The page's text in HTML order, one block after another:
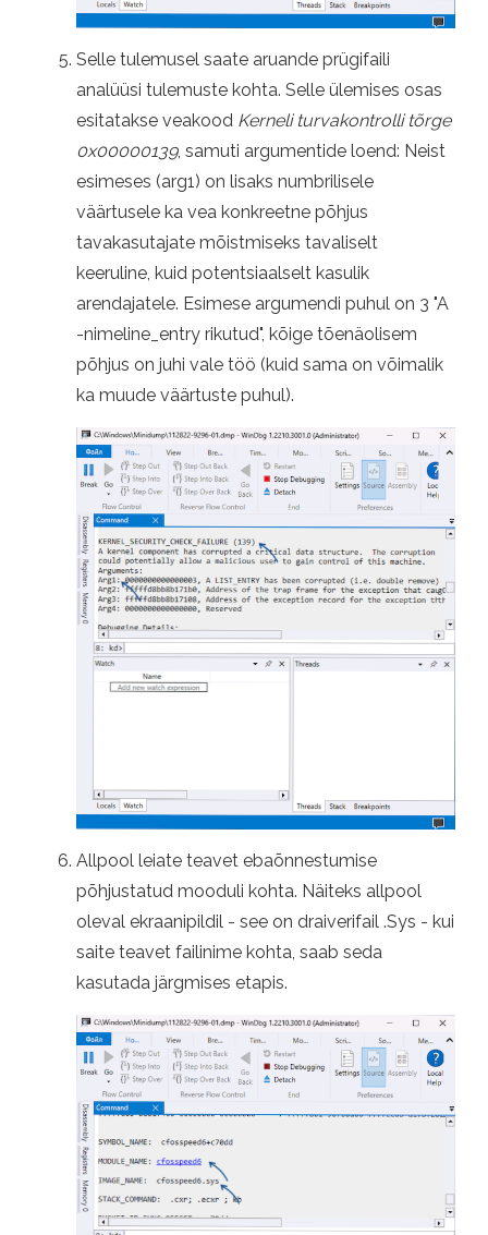
Selle tulemusel saate aruande prügifaili
analüüsi tulemuste kohta. Selle ülemises osas
esitatakse veakood Kerneli turvakontrolli tõrge
0x00000139, samuti argumentide loend: Neist
esimeses (arg1) on lisaks numbrilisele
väärtusele ka vea konkreetne põhjus
tavakasutajate mõistmiseks tavaliselt
keeruline, kuid potentsiaalselt kasulik
arendajatele. Esimese argumendi puhul on 3 "A
-nimeline_entry rikutud", kõige tõenäolisem
põhjus on juhi vale töö (kuid sama on võimalik
ka muude väärtuste puhul).
Allpool leiate teavet ebaõnnestumise
põhjustatud mooduli kohta. Näiteks allpool
oleval ekraanipildil - see on draiverifail .Sys - kui
saite teavet failinime kohta, saab seda
kasutada järgmises etapis.